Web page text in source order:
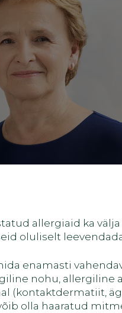
allergiaid ka välja
oluliselt
enamasti
nohu, allergiline
(kontaktdermatiit,
olla haaratud